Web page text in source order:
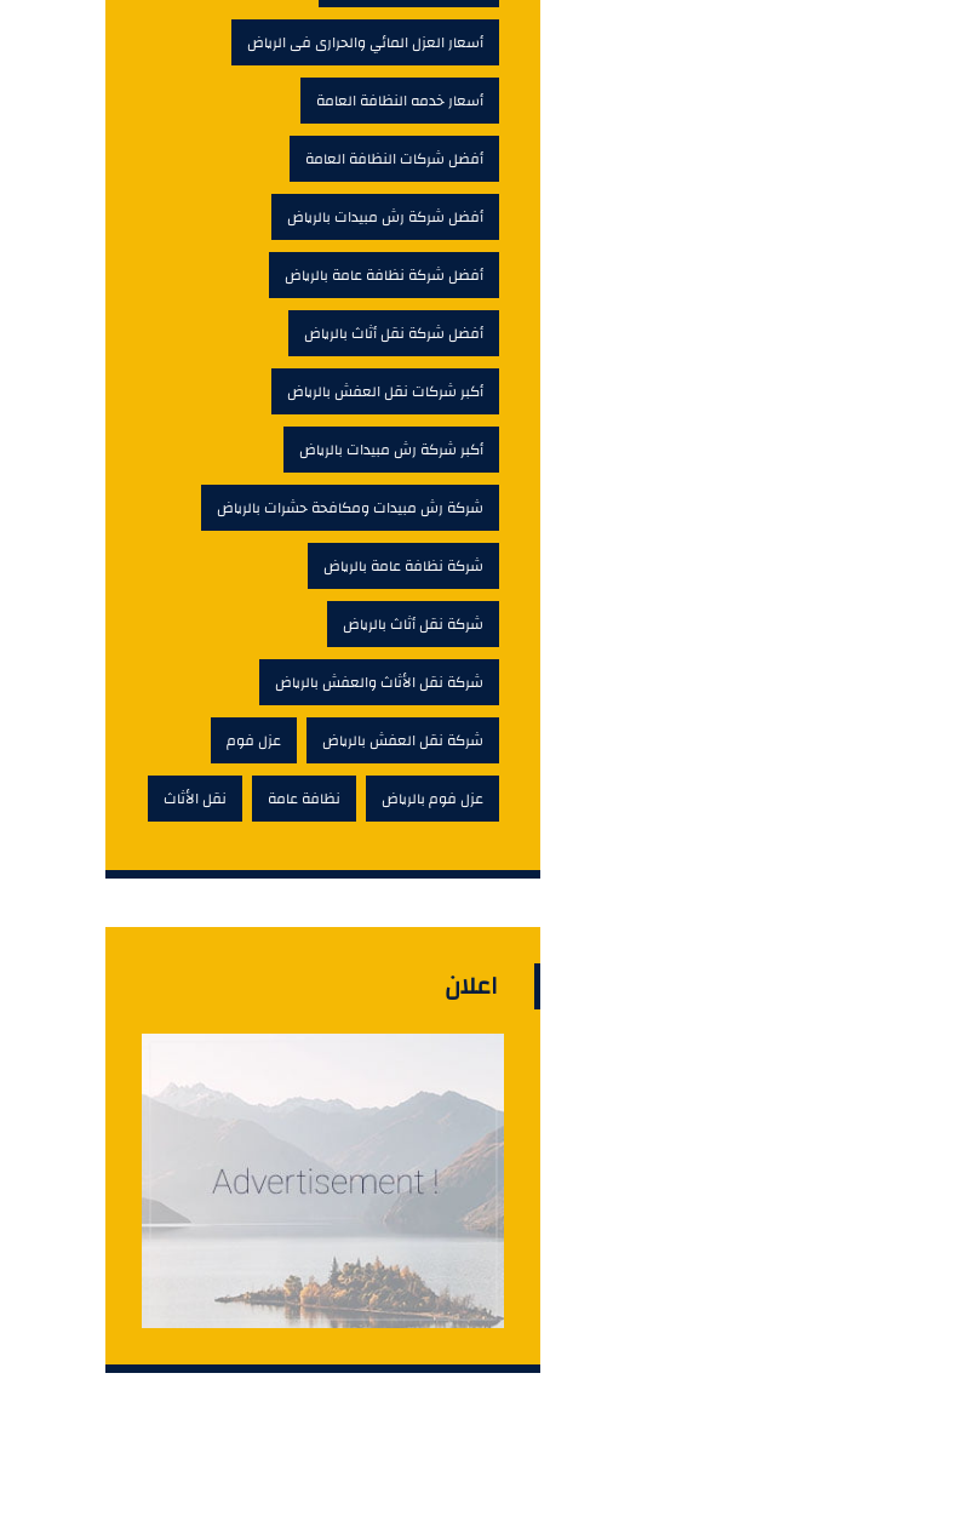
أسعار العزل المائي والحرارى فى الرياض
أسعار خدمه النظافة العامة
أفضل شركات النظافة العامة
أفضل شركة رش مبيدات بالرياض
أفضل شركة نظافة عامة بالرياض
أفضل شركة نقل أثاث بالرياض
أكبر شركات نقل العفش بالرياض
أكبر شركة رش مبيدات بالرياض
شركة رش مبيدات ومكافحة حشرات بالرياض
شركة نظافة عامة بالرياض
شركة نقل أثاث بالرياض
شركة نقل الأثاث والعفش بالرياض
شركة نقل العفش بالرياض عزل فوم
عزل فوم بالرياض نظافة عامة نقل الأثاث
اعلان